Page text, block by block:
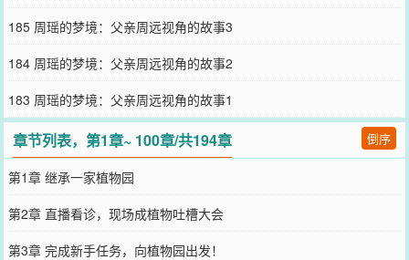
185 周瑶的梦境：父亲周远视角的故事3
184 周瑶的梦境：父亲周远视角的故事2
183 周瑶的梦境：父亲周远视角的故事1
章节列表，第1章~ 100章/共194章 倒序
第1章 继承一家植物园
第2章 直播看诊，现场成植物吐槽大会
第3章 完成新手任务，向植物园出发！